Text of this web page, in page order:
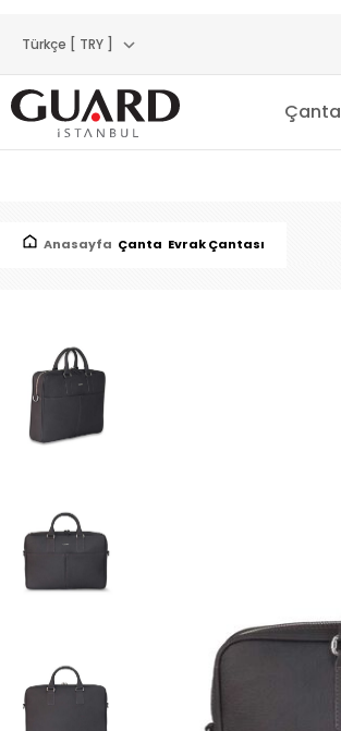
Türkçe [ TRY ]
Çanta
Anasayfa Çanta Evrak Çantası